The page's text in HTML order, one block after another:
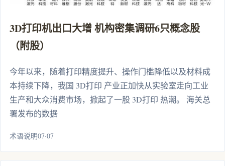
3D打印机出口大增 机构密集调研6只概念股
（附股）
今年以来，随着打印精度提升、操作门槛降低以及材料成
本持续下降，我国 3D打印 产业正加快从实验室走向工业
生产和大众消费市场，掀起了一股 3D打印 热潮。 海关总
署发布的数据
术语说明07·07